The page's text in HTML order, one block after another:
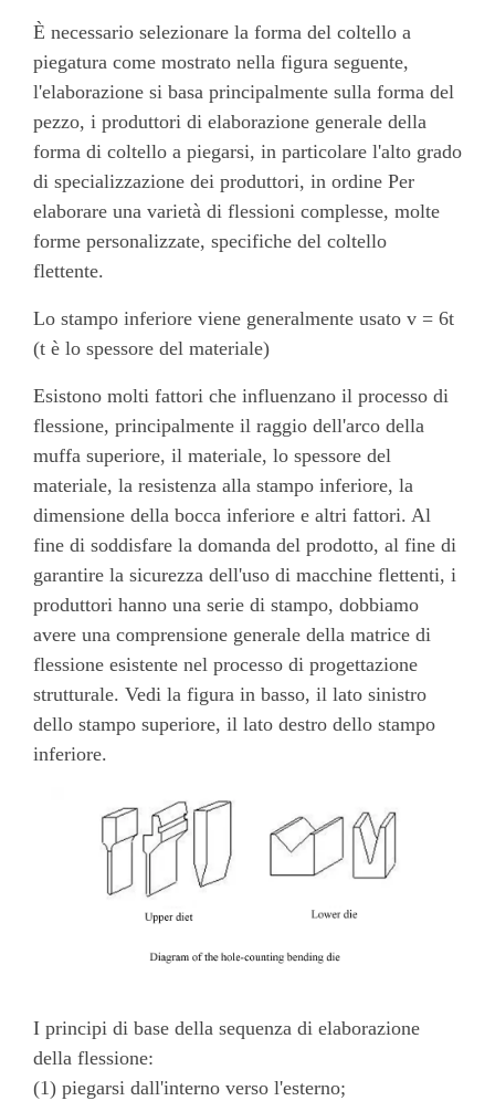
È necessario selezionare la forma del coltello a
piegatura come mostrato nella figura seguente,
l'elaborazione si basa principalmente sulla forma del
pezzo, i produttori di elaborazione generale della
forma di coltello a piegarsi, in particolare l'alto grado
di specializzazione dei produttori, in ordine Per
elaborare una varietà di flessioni complesse, molte
forme personalizzate, specifiche del coltello
flettente.
Lo stampo inferiore viene generalmente usato v = 6t
(t è lo spessore del materiale)
Esistono molti fattori che influenzano il processo di
flessione, principalmente il raggio dell'arco della
muffa superiore, il materiale, lo spessore del
materiale, la resistenza alla stampo inferiore, la
dimensione della bocca inferiore e altri fattori. Al
fine di soddisfare la domanda del prodotto, al fine di
garantire la sicurezza dell'uso di macchine flettenti, i
produttori hanno una serie di stampo, dobbiamo
avere una comprensione generale della matrice di
flessione esistente nel processo di progettazione
strutturale. Vedi la figura in basso, il lato sinistro
dello stampo superiore, il lato destro dello stampo
inferiore.
I principi di base della sequenza di elaborazione
della flessione:
(1) piegarsi dall'interno verso l'esterno;